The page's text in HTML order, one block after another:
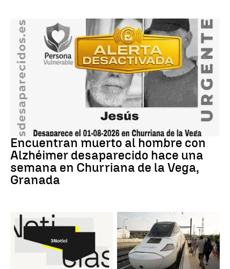
granada
Encuentran muerto al hombre con
Alzhéimer desaparecido hace una
semana en Churriana de la Vega,
Granada
Trenes